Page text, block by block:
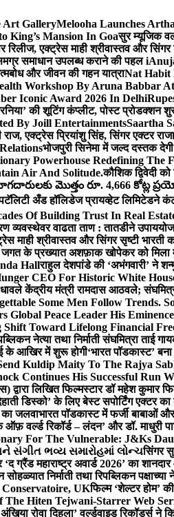
Art GalleryMelooha Launches
King’s Mansion In Goaसुर म्यूजिक
रिलीज, एक्ट्रेस माही श्रीवास्तव और
समाधान उपलब्ध कराने की पहल i
और जीवन की गहन यात्राNat Habit
Workshop By Aruna Babbar
Iconic Award 2026 In Delhi
की शूटिंग कंप्लीट, पोस्ट प्रोडक्शन
By Joill EntertainmentsSaartha
एक्ट्रेस प्रियांशु सिंह, सिंगर एक्टर
भोजपुरी सिनेमा में जल्द दस्तक देगी
Powerhouse Redefining The
Air And Solitude.कौशिक द्विवेदी
మొత్తం రూ. 4,666 కోట్ల
अँड हॉलिडेज प्रायव्हेट लिमिटेडने
Of Building Trust In Real
व्यवस्थेवर वाढता ताण : तातडीने
माही श्रीवास्तव और सिंगर सृष्टी भारती
के प्रख्यात अशफ़ाक खोपेकर को मिला
Hallराहुल देशपांडे की ‘अभंगवारी’ ने
CEO For Historic White
धावले केंद्रीय मंत्री रामदास आठवले;
Some Men Follow Trends.
Global Peace Leader His
Toward Lifelong Financial
नेत्या तथा निर्माती संघमित्रा ताई
के आखिर में शुरू होगी‘भारत पॉडकास्ट’
Kuldip Maity To The Rajya
Continues His Successful Run
द्वारा लिखित फिल्मस्टार डॉ महेश कुमार
डिस्को’ के लिए बेस्ट सपोर्टिंग एक्टर
का जलवाभारत पॉडकास्ट में फर्जी बाबाओं
वर्ल्ड रिकॉर्ड – लंदन’ और डॉ. माधुरी
For The Vulnerable: J&Ks
સંગીત ભવ્ય સમારોહમાં લોન્ચसिंगर
ग्रैंड महाराष्ट्र अवार्ड 2026’ का
सोहळ्यात निर्माती तथा रिपब्लिकन
UKफिल्म ‘शेल्टर होम’
Hiten Tejwani-Starrer Web
रोवा दिहला’ वर्ल्डवाइड रिकॉर्ड्स ने